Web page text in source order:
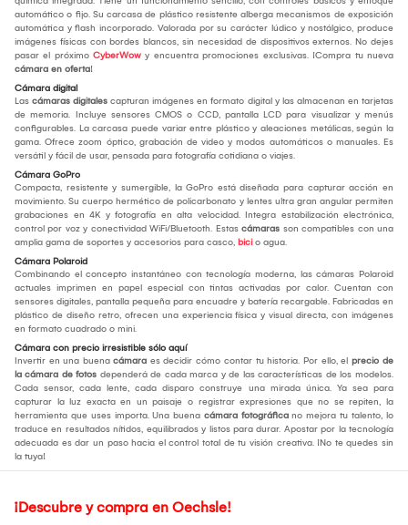
automático o fijo. Su carcasa de plástico resistente alberga mecanismos de exposición
automática y flash incorporado. Valorada por su carácter lúdico y nostálgico, produce
imágenes físicas con bordes blancos, sin necesidad de dispositivos externos. No dejes
pasar el próximo CyberWow y encuentra promociones exclusivas. ¡Compra tu nueva
cámara en oferta!
Cámara digital
Las cámaras digitales capturan imágenes en formato digital y las almacenan en tarjetas
de memoria. Incluye sensores CMOS o CCD, pantalla LCD para visualizar y menús
configurables. La carcasa puede variar entre plástico y aleaciones metálicas, según la
gama. Ofrece zoom óptico, grabación de video y modos automáticos o manuales. Es
versátil y fácil de usar, pensada para fotografía cotidiana o viajes.
Cámara GoPro
Compacta, resistente y sumergible, la GoPro está diseñada para capturar acción en
movimiento. Su cuerpo hermético de policarbonato y lentes ultra gran angular permiten
grabaciones en 4K y fotografía en alta velocidad. Integra estabilización electrónica,
control por voz y conectividad WiFi/Bluetooth. Estas cámaras son compatibles con una
amplia gama de soportes y accesorios para casco, bicio agua.
Cámara Polaroid
Combinando el concepto instantáneo con tecnología moderna, las cámaras Polaroid
actuales imprimen en papel especial con tintas activadas por calor. Cuentan con
sensores digitales, pantalla pequeña para encuadre y batería recargable. Fabricadas en
plástico de diseño retro, ofrecen una experiencia física y visual directa, con imágenes
en formato cuadrado o mini.
Cámara con precio irresistible sólo aquí
Invertir en una buena cámara es decidir cómo contar tu historia. Por ello, el precio de
la cámara de fotos dependerá de cada marca y de las características de los modelos.
Cada sensor, cada lente, cada disparo construye una mirada única. Ya sea para
capturar la luz exacta en un paisaje o registrar expresiones que no se repiten, la
herramienta que uses importa. Una buena cámara fotográfica no mejora tu talento, lo
traduce en resultados nítidos, equilibrados y listos para durar. Apostar por la tecnología
adecuada es dar un paso hacia el control total de tu visión creativa. ¡No te quedes sin
la tuya!
¡Descubre y compra en Oechsle!